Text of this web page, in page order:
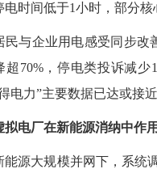
电时间低于1小时，部分
企业用电感受同步改善
超70%，停电类投诉减
电力”主要数据已达或接
厂在新能源消纳中作
大规模并网下，系统调